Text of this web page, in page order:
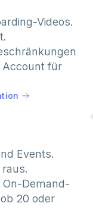
Videos.
Account für
Events.
Demand-
20 oder